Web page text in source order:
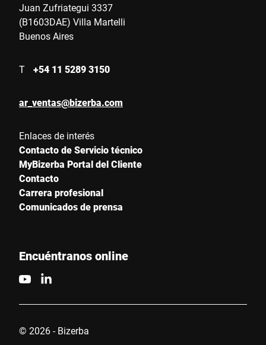
Juan Zufriategui 3337
(B1603DAE) Villa Martelli
Buenos Aires
T +54 11 5289 3150
ar_ventas@bizerba.com
Enlaces de interés
Contacto de Servicio técnico
MyBizerba Portal del Cliente
Contacto
Carrera profesional
Comunicados de prensa
Encuéntranos online
© 2026 - Bizerba